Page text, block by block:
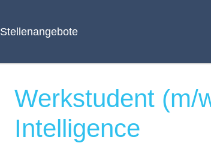
Stellenangebote
Werkstudent (m/
Intelligence